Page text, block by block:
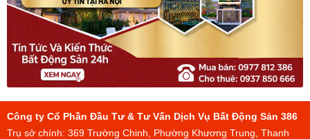
Công ty Cổ Phần Đầu Tư & Tư Vấn Dịch Vụ Bất Động Sản 386
Trụ sở chính: 369 Trường Chinh, Phường Khương Trung, Thanh